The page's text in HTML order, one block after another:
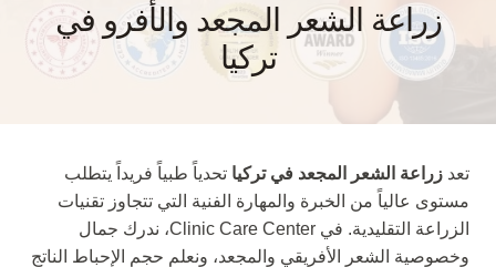
زراعة الشعر المجعد والأفرو في
تركيا
تعد زراعة الشعر المجعد في تركيا تحدياً طبياً فريداً يتطلب
مستوى عالياً من الخبرة والمهارة الفنية التي تتجاوز تقنيات
الزراعة التقليدية. في Clinic Care Center، ندرك جمال
وخصوصية الشعر الأفريقي والمجعد، ونعلم حجم الإحباط الناتج